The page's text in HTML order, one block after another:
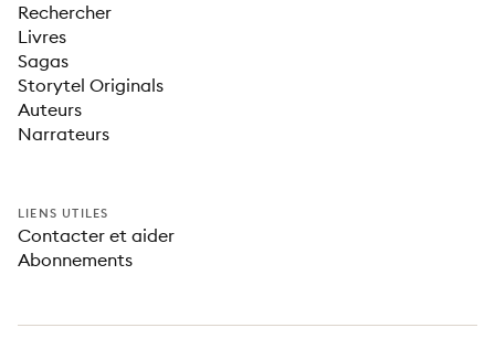
Rechercher
Livres
Sagas
Storytel Originals
Auteurs
Narrateurs
LIENS UTILES
Contacter et aider
Abonnements